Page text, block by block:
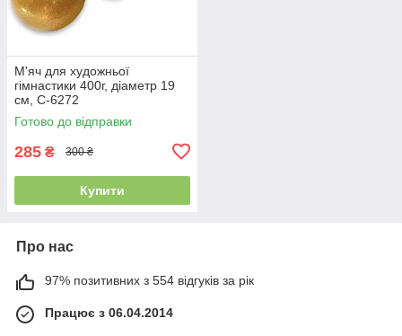
М'яч для художньої
гімнастики 400г, діаметр 19
см, C-6272
Готово до відправки
285 ₴ 300 ₴
Купити
Про нас
97% позитивних з 554 відгуків за рік
Працює з 06.04.2014